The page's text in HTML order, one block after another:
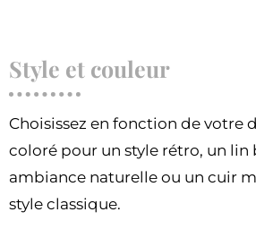
Style et couleur
Choisissez en fonction de votre
coloré pour un style rétro, un lin
ambiance naturelle ou un cuir
style classique.